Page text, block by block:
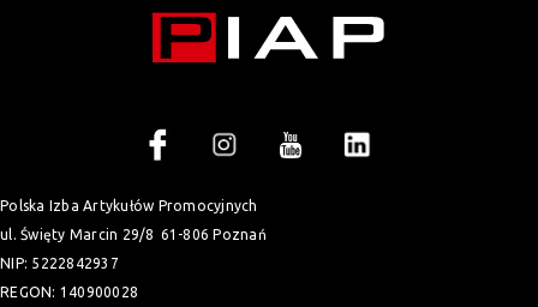
Polska Izba Artykułów Promocyjnych
ul. Święty Marcin 29/8 61-806 Poznań
NIP: 5222842937
REGON: 140900028